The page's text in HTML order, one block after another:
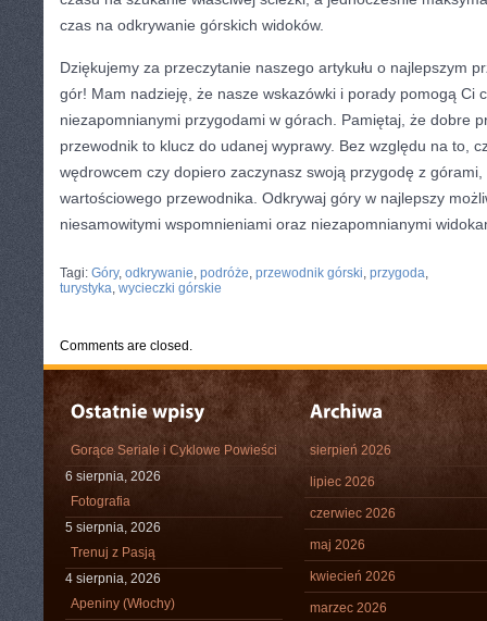
czas na ‌odkrywanie górskich widoków.
Dziękujemy za przeczytanie‍ naszego artykułu o ⁣najlepszym
gór! Mam nadzieję, że⁣ nasze wskazówki i ‌porady pomogą Ci
‌niezapomnianymi przygodami w górach. Pamiętaj, że dobre
przewodnik to klucz do ⁢udanej wyprawy. Bez względu na to,
wędrowcem czy dopiero zaczynasz swoją przygodę z
wartościowego ⁢przewodnika. Odkrywaj‌ góry w najlepszy
niesamowitymi wspomnieniami ‍oraz⁢ niezapomnianymi
Tagi: Góry, odkrywanie, podróże, przewodnik górski, przygoda,
turystyka, wycieczki górskie
Comments are closed.
Gorące Seriale i Cyklowe Powieści
6 sierpnia, 2026
Fotografia
5 sierpnia, 2026
Trenuj z Pasją
4 sierpnia, 2026
Apeniny (Włochy)
sierpień 2026
lipiec 2026
czerwiec 2026
maj 2026
kwiecień 2026
marzec 2026